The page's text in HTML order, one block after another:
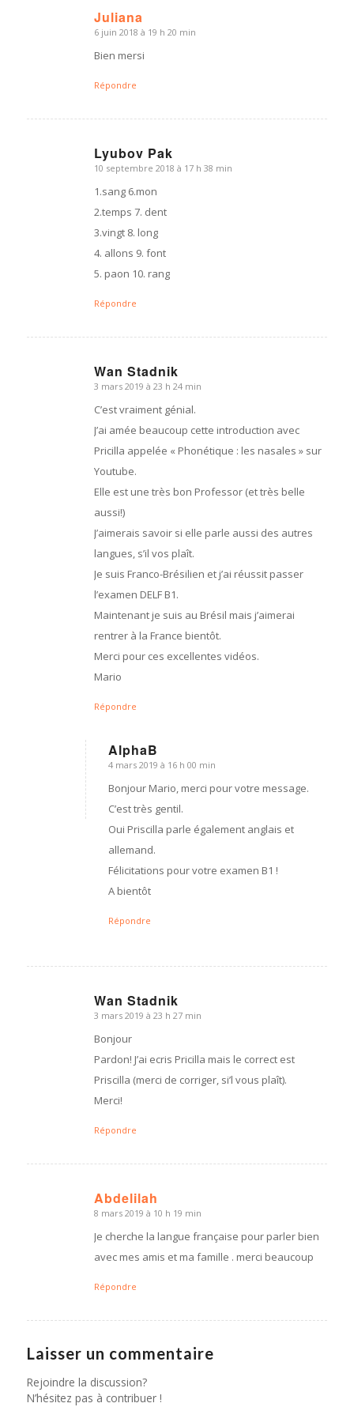
Juliana
dit
6 juin 2018 à 19 h 20 min
Bien mersi
Répondre
Lyubov Pak
dit
10 septembre 2018 à 17 h 38 min
1.sang 6.mon
2.temps 7. dent
3.vingt 8. long
4. allons 9. font
5. paon 10. rang
Répondre
Wan Stadnik
dit
3 mars 2019 à 23 h 24 min
C’est vraiment génial.
J’ai amée beaucoup cette introduction avec
Pricilla appelée « Phonétique : les nasales » sur
Youtube.
Elle est une très bon Professor (et très belle
aussi!)
J’aimerais savoir si elle parle aussi des autres
langues, s’il vos plaît.
Je suis Franco-Brésilien et j’ai réussit passer
l’examen DELF B1.
Maintenant je suis au Brésil mais j’aimerai
rentrer à la France bientôt.
Merci pour ces excellentes vidéos.
Mario
Répondre
AlphaB
dit
4 mars 2019 à 16 h 00 min
Bonjour Mario, merci pour votre message.
C’est très gentil.
Oui Priscilla parle également anglais et
allemand.
Félicitations pour votre examen B1 !
A bientôt
Répondre
Wan Stadnik
dit
3 mars 2019 à 23 h 27 min
Bonjour
Pardon! J’ai ecris Pricilla mais le correct est
Priscilla (merci de corriger, si’l vous plaît).
Merci!
Répondre
Abdelilah
dit
8 mars 2019 à 10 h 19 min
Je cherche la langue française pour parler bien
avec mes amis et ma famille . merci beaucoup
Répondre
Laisser un commentaire
Rejoindre la discussion?
N’hésitez pas à contribuer !